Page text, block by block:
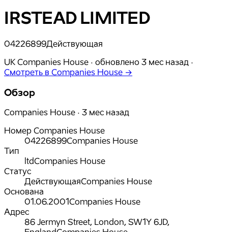
IRSTEAD LIMITED
04226899Действующая
UK Companies House · обновлено 3 мес назад ·
Смотреть в Companies House →
Обзор
Companies House · 3 мес назад
Номер Companies House
04226899Companies House
Тип
ltdCompanies House
Статус
ДействующаяCompanies House
Основана
01.06.2001Companies House
Адрес
86 Jermyn Street, London, SW1Y 6JD,